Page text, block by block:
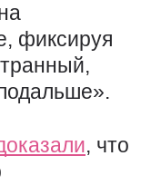
фиксируя
, что